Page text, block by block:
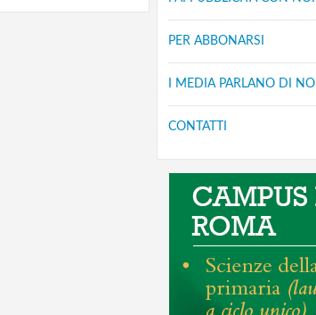
PER ABBONARSI
I MEDIA PARLANO DI NOI
CONTATTI